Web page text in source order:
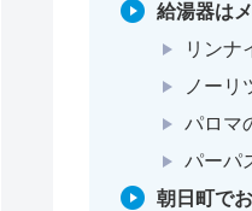
給湯器は
リンナ
ノーリ
パロマ
パーパ
朝日町で